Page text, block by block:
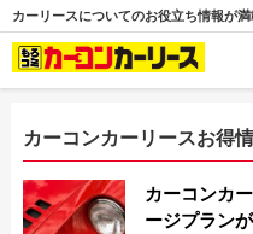
カーリースについてのお役立ち情報が
カーコンカーリースお得
カーコンカ
ージプラン